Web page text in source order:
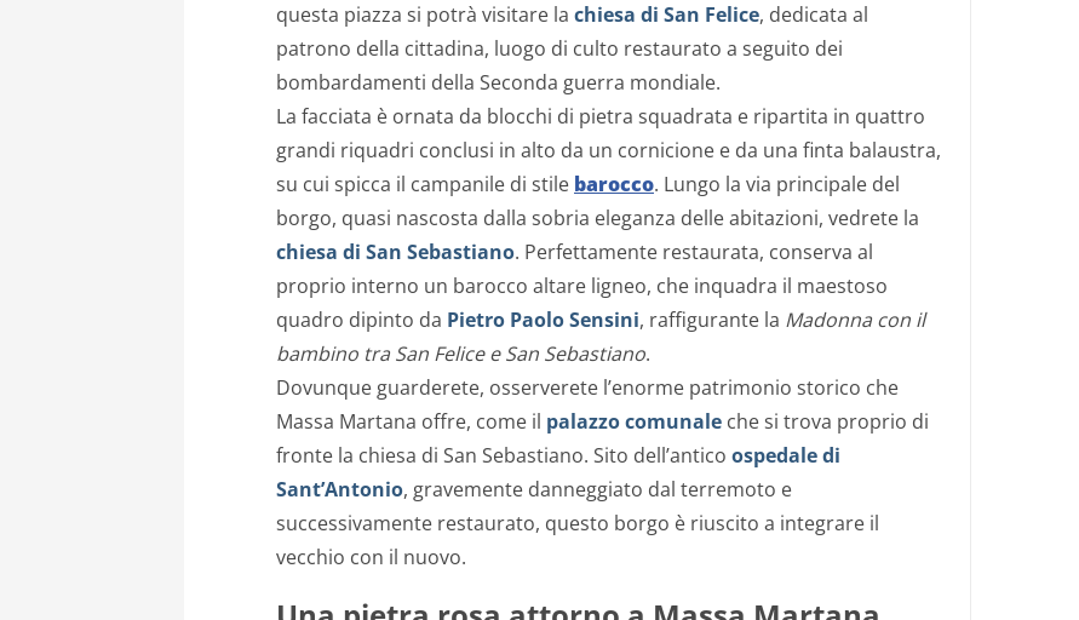
questa piazza si potrà visitare la chiesa di San Felice, dedicata al
patrono della cittadina, luogo di culto restaurato a seguito dei
bombardamenti della Seconda guerra mondiale.
La facciata è ornata da blocchi di pietra squadrata e ripartita in quattro
grandi riquadri conclusi in alto da un cornicione e da una finta balaustra,
su cui spicca il campanile di stile barocco. Lungo la via principale del
borgo, quasi nascosta dalla sobria eleganza delle abitazioni, vedrete la
chiesa di San Sebastiano. Perfettamente restaurata, conserva al
proprio interno un barocco altare ligneo, che inquadra il maestoso
quadro dipinto da Pietro PaoloSensini, raffigurante la Madonna con il
bambino tra San Felice e San Sebastiano.
Dovunque guarderete, osserverete l’enorme patrimonio storico che
Massa Martana offre, come il palazzo comunale che si trova proprio di
fronte la chiesa di San Sebastiano. Sito dell’antico ospedale di
Sant’Antonio, gravemente danneggiato dal terremoto e
successivamente restaurato, questo borgo è riuscito a integrare il
vecchio con il nuovo.